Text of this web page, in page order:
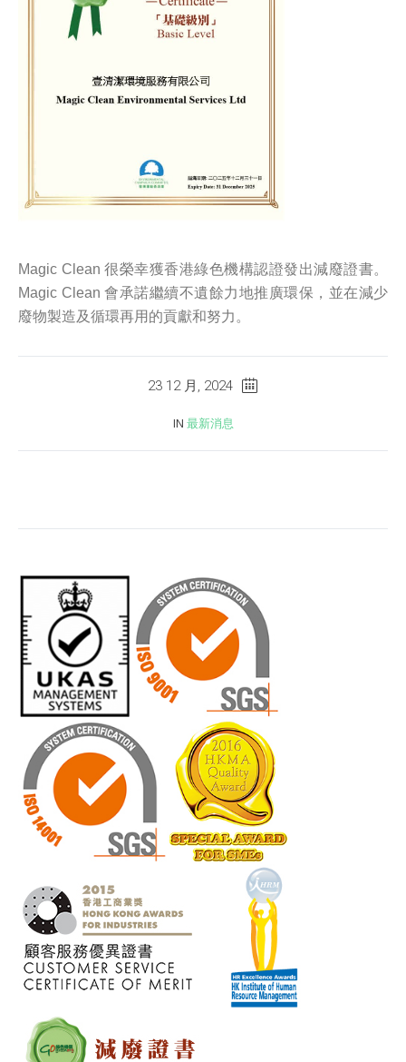
Magic Clean 很榮幸獲香港綠色機構認證發出減廢證書。
Magic Clean 會承諾繼續不遺餘力地推廣環保，並在減少
廢物製造及循環再用的貢獻和努力。
23 12 月, 2024
IN 最新消息